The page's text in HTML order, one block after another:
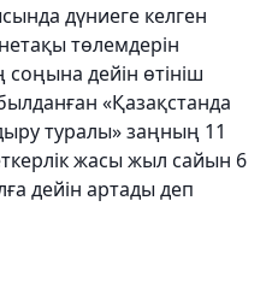
дүниеге келген
төлемдерін
дейін өтініш
«Қазақстанда
туралы» заңның 11
жасы жыл сайын 6
дейін артады деп